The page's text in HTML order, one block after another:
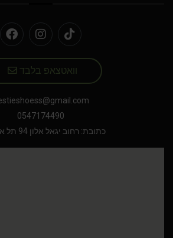
וואטצאפ בלבד
0547174490
כתובת: רחוב יגאל אלון 94 תל אביב יפו